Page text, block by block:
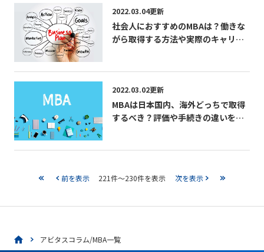
2022.03.04更新
社会人におすすめのMBAは？働きな
がら取得する方法や実際のキャリア
2022.03.02更新
MBAは日本国内、海外どっちで取得
するべき？評価や手続きの違いを解
前を表示 221件～230件を表示 次を表示
アビタスコラム/MBA一覧